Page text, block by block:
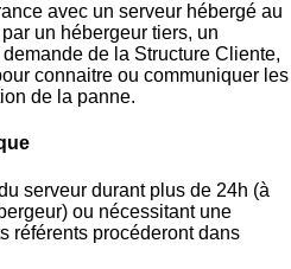
avec un serveur hébergé au
un hébergeur tiers, un
demande de la Structure Cliente,
connaitre ou communiquer les
de la panne.
serveur durant plus de 24h (à
ou nécessitant une
référents procéderont dans